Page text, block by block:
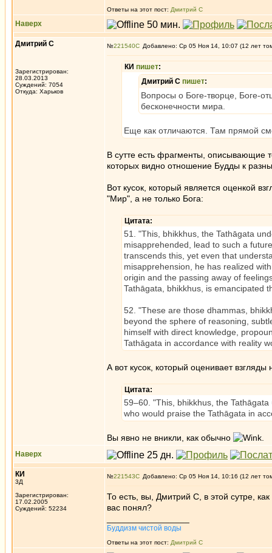
Ответы на этот пост: Дмитрий С
Наверх
Дмитрий С
Зарегистрирован:
28.03.2013
Суждений: 7054
Откуда: Харьков
№221540 Добавлено: Ср 05 Ноя 14, 10:07 (12 лет
КИ пишет:
Дмитрий С пишет:
Вопросы о Боге-творце, Боге-
бесконечности мира.
Еще как отличаются. Там прямой
В сутте есть фрагменты, описывающие
которых видно отношение Будды к
Вот кусок, который является оценкой
"Мир", а не только Бога:
Цитата:
51. "This, bhikkhus, the Tathāgata
misapprehended, lead to such a
transcends this, yet even that
misapprehension, he has realized
origin and the passing away of
Tathāgata, bhikkhus, is emancipated
52. "These are those dhammas,
beyond the sphere of reasoning,
himself with direct knowledge,
Tathāgata in accordance with reality
А вот кусок, который оценивает
Цитата:
59–60. "This, bhikkhus, the
who would praise the Tathāgata in
Вы явно не вникли, как обычно
Наверх
КИ
3Д
Зарегистрирован:
17.02.2005
Суждений: 52234
№221543 Добавлено: Ср 05 Ноя 14, 10:16 (12 лет
То есть, вы, Дмитрий С, в этой сутре,
вас понял?
Буддизм чистой воды
Ответы на этот пост: Дмитрий С